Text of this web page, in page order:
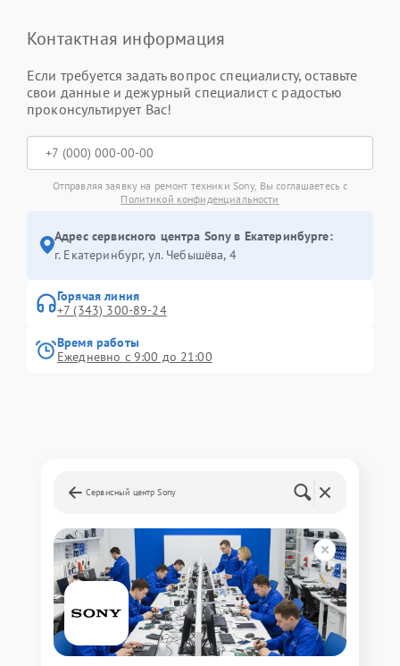
Контактная информация
Если требуется задать вопрос специалисту, оставьте
свои данные и дежурный специалист с радостью
проконсультирует Вас!
Отправляя заявку на ремонт техники Sony, Вы соглашаетесь с
Политикой конфиденциальности
Адрес сервисного центра Sony в Екатеринбурге:
г. Екатеринбург, ул. Чебышёва, 4
Горячая линия
+7 (343) 300-89-24
Время работы
Ежедневно с 9:00 до 21:00
Сервисный центр Sony